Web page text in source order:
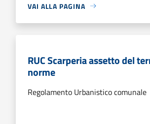
VAI ALLA PAGINA
RUC Scarperia assetto del
norme
Regolamento Urbanistico comunale